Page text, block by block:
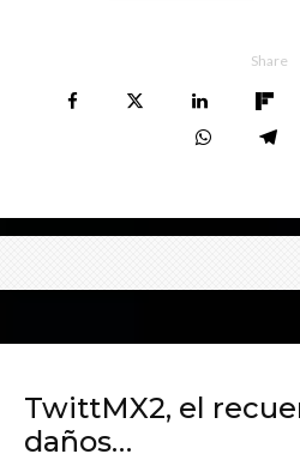
Share
TwittMX2, el
daños…